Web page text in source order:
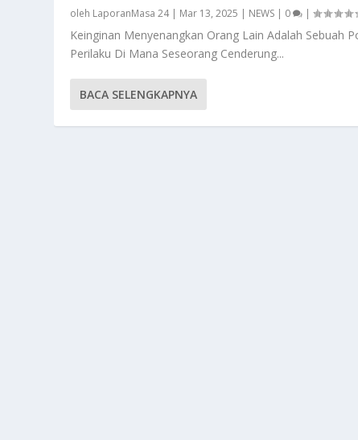
oleh LaporanMasa 24| Mar 13, 2025 | NEWS | 0 |
Keinginan Menyenangkan Orang Lain Adalah Sebuah
Perilaku Di Mana Seseorang Cenderung...
BACA SELENGKAPNYA